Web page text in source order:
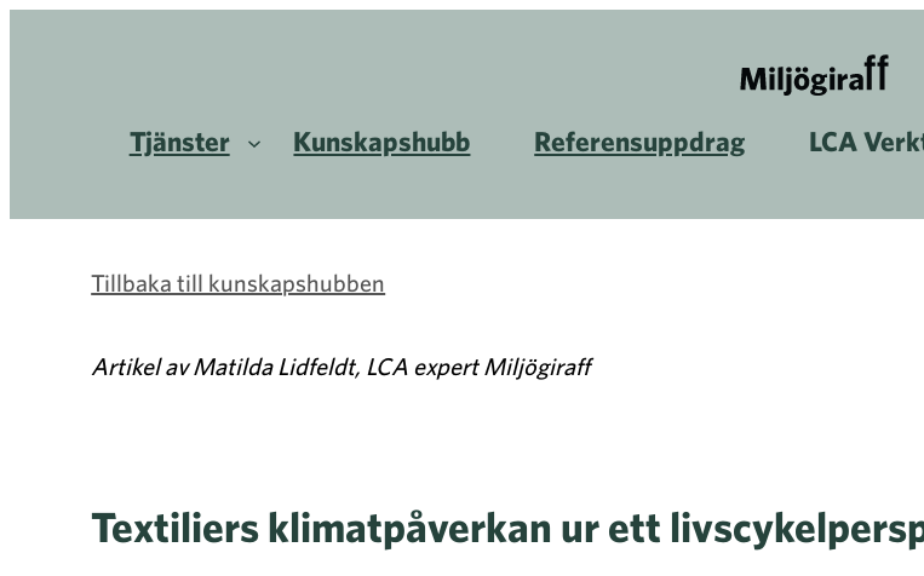
Tjänster Kunskapshubb Referensuppdrag LCA
Tillbaka till kunskapshubben
Artikel av Matilda Lidfeldt, LCA expert Miljögiraff
Textiliers klimatpåverkan ur ett